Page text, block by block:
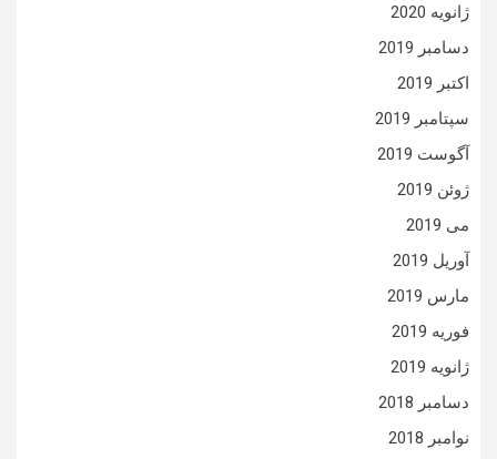
ژانویه 2020
دسامبر 2019
اکتبر 2019
سپتامبر 2019
آگوست 2019
ژوئن 2019
می 2019
آوریل 2019
مارس 2019
فوریه 2019
ژانویه 2019
دسامبر 2018
نوامبر 2018